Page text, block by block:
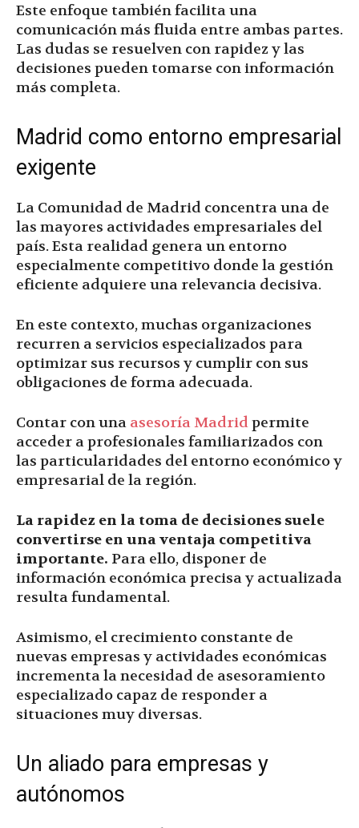
Este enfoque también facilita una
comunicación más fluida entre ambas partes.
Las dudas se resuelven con rapidez y las
decisiones pueden tomarse con información
más completa.
Madrid como entorno empresarial
exigente
La Comunidad de Madrid concentra una de
las mayores actividades empresariales del
país. Esta realidad genera un entorno
especialmente competitivo donde la gestión
eficiente adquiere una relevancia decisiva.
En este contexto, muchas organizaciones
recurren a servicios especializados para
optimizar sus recursos y cumplir con sus
obligaciones de forma adecuada.
Contar con una asesoría Madridpermite
acceder a profesionales familiarizados con
las particularidades del entorno económico y
empresarial de la región.
La rapidez en la toma de decisiones suele
convertirse en una ventaja competitiva
importante. Para ello, disponer de
información económica precisa y actualizada
resulta fundamental.
Asimismo, el crecimiento constante de
nuevas empresas y actividades económicas
incrementa la necesidad de asesoramiento
especializado capaz de responder a
situaciones muy diversas.
Un aliado para empresas y
autónomos